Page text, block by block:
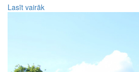
Lasīt vairāk